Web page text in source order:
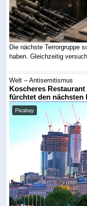
Die nächste Terrorgruppe
haben. Gleichzeitig
Welt -- Antisemitismus
Koscheres
fürchtet den nächsten
Pixabay